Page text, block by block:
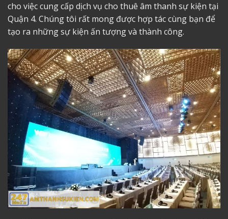
cho việc cung cấp dịch vụ cho thuê âm thanh sự kiện tại
Quận 4. Chúng tôi rất mong được hợp tác cùng bạn để
tạo ra những sự kiện ấn tượng và thành công.